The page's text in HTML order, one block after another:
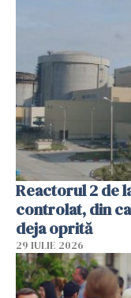
Reactorul 2 de
controlat, din
deja oprită
29 IULIE 2026